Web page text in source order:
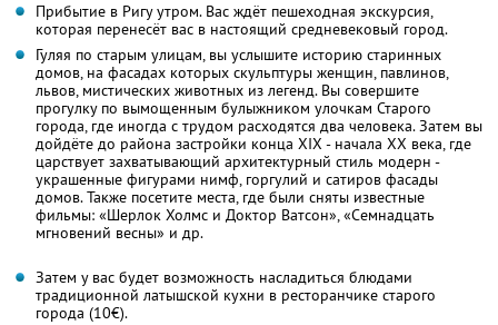
Прибытие в Ригу утром. Вас ждёт пешеходная экскурсия,
которая перенесёт вас в настоящий средневековый город.
Гуляя по старым улицам, вы услышите историю старинных
домов, на фасадах которых скульптуры женщин, павлинов,
львов, мистических животных из легенд. Вы совершите
прогулку по вымощенным булыжником улочкам Старого
города, где иногда с трудом расходятся два человека. Затем вы
дойдёте до района застройки конца XIX - начала XX века, где
царствует захватывающий архитектурный стиль модерн -
украшенные фигурами нимф, горгулий и сатиров фасады
домов. Также посетите места, где были сняты известные
фильмы: «Шерлок Холмс и Доктор Ватсон», «Семнадцать
мгновений весны» и др.
Затем у вас будет возможность насладиться блюдами
традиционной латышской кухни в ресторанчике старого
города (10€).